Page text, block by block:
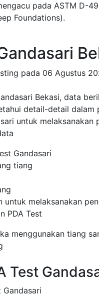
pada ASTM D-
Foundations).
pada 06 Agustus
Bekasi, data
detail-detail dalam
untuk melaksanakan
Gandasari
tiang
melaksanakan
PDA Test
menggunakan tiang
Test
Gandasari